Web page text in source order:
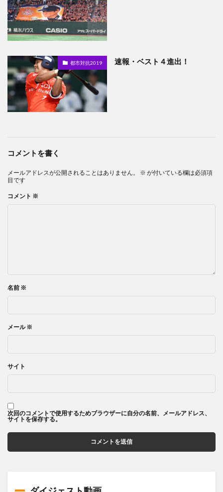
都市対抗2019 速報・ベスト４進出！
コメントを書く
メールアドレスが公開されることはありません。 ※ が付いている欄は必須項
目です
コメント ※
名前 ※
メール※
サイト
次回のコメントで使用するためブラウザーに自分の名前、メールアドレス、
サイトを保存する。